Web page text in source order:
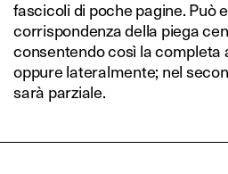
fascicoli di poche pagine. Può
corrispondenza della piega
consentendo così la completa
oppure lateralmente; nel
sarà parziale.